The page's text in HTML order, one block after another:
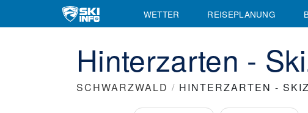
WETTER REISEPLANUNG
Hinterzarten -
SCHWARZWALD / HINTERZARTEN -